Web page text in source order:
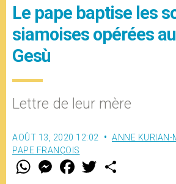
Le pape baptise les
siamoises opérées
Gesù
Lettre de leur mère
AOÛT 13, 2020 12:02
ANNE KURIAN-
PAPE FRANÇOIS
W M
e
F
a w